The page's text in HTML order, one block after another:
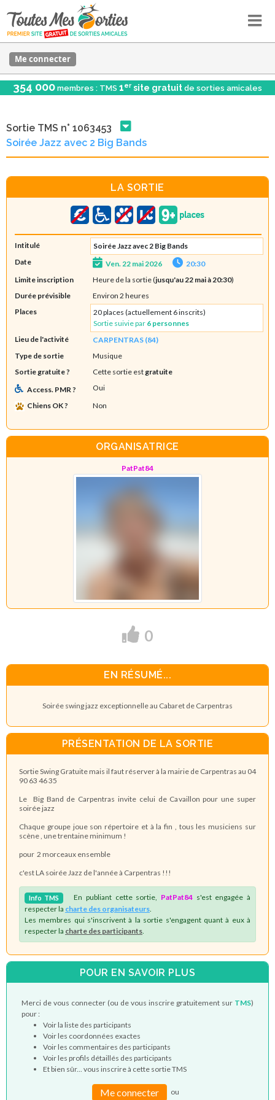
Me connecter
354 000 membres : TMS 1er site gratuit de sorties amicales
Sortie TMS n° 1063453
Soirée Jazz avec 2 Big Bands
LA SORTIE
Intitulé
Soirée Jazz avec 2 Big Bands
Date
Ven. 22 mai 2026
20:30
Limite inscription
Heure de la sortie (jusqu'au 22 mai à 20:30)
Durée prévisible
Environ 2 heures
Places
20 places (actuellement 6 inscrits)
Sortie suivie par 6 personnes
Lieu de l'activité
CARPENTRAS (84)
Type de sortie
Musique
Sortie gratuite ?
Cette sortie est gratuite
Access. PMR ?
Oui
Chiens OK ?
Non
ORGANISATRICE
PatPat84
0
EN RÉSUMÉ...
Soirée swing jazz exceptionnelle au Cabaret de Carpentras
PRÉSENTATION DE LA SORTIE
Sortie Swing Gratuite mais il faut réserver à la mairie de Carpentras au 04
90 63 46 35
Le Big Band de Carpentras invite celui de Cavaillon pour une super
soirée jazz
Chaque groupe joue son répertoire et à la fin , tous les musiciens sur
scène , une trentaine minimum !
pour 2 morceaux ensemble
c'est LA soirée Jazz de l'année à Carpentras !!!
Info TMS En publiant cette sortie, PatPat84s'est engagée à
respecter la charte des organisateurs
Les membres qui s'inscrivent à la sortie s'engagent quant à eux à
respecter la charte des participants
POUR EN SAVOIR PLUS
Merci de vous connecter (ou de vous inscrire gratuitement sur TMS)
pour :
Voir la liste des participants
Voir les coordonnées exactes
Voir les commentaires des participants
Voir les profils détaillés des participants
Et bien sûr... vous inscrire à cette sortie TMS
Me connecter ou